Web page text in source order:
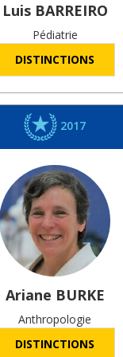
Luis BARREIRO
Pédiatrie
DISTINCTIONS
2017
Ariane BURKE
Anthropologie
DISTINCTIONS